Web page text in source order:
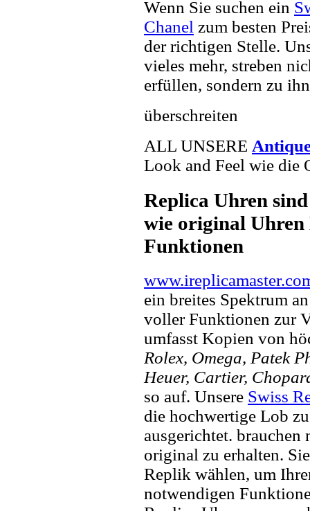
Wenn Sie suchen ein
Chanel zum besten
der richtigen Stelle.
vieles mehr, streben
erfüllen, sondern zu
überschreiten
ALL UNSERE
Look and Feel wie die
Replica Uhren
wie original Uhren
Funktionen
ein breites Spektrum
voller Funktionen zur
umfasst Kopien von
Rolex, Omega, Patek
Heuer, Cartier,
so auf. Unsere Swiss
die hochwertige Lob
ausgerichtet. brauchen
original zu erhalten.
Replik wählen, um
notwendigen